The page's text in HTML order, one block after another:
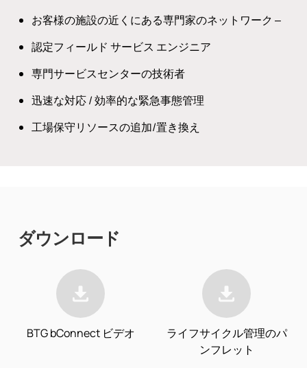
お客様の施設の近くにある専門家のネットワーク ‒
認定フィールド サービス エンジニア
専門サービスセンターの技術者
迅速な対応 / 効率的な緊急事態管理
工場保守リソースの追加/置き換え
ダウンロード
BTG bConnect ビデオ
ライフサイクル管理のパ
ンフレット